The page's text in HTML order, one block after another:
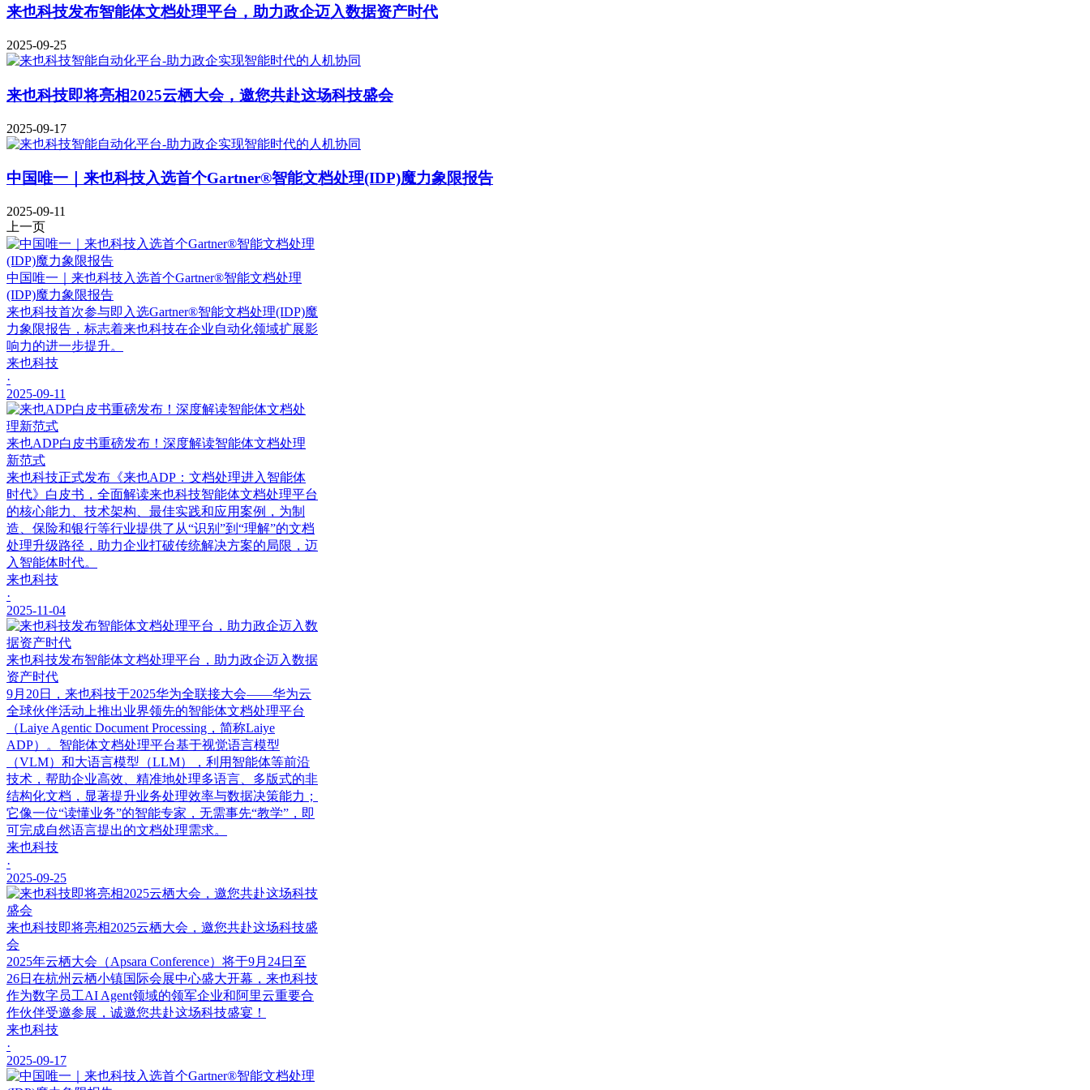
来也科技发布智能体文档处理平台，助力政企迈入数据资产时代
2025-09-25
来也科技即将亮相2025云栖大会，邀您共赴这场科技盛会
2025-09-17
中国唯一｜来也科技入选首个Gartner®智能文档处理(IDP)魔力象限报告
2025-09-11
上一页
中国唯一｜来也科技入选首个Gartner®智能文档处理
(IDP)魔力象限报告
来也科技首次参与即入选Gartner®智能文档处理(IDP)魔
力象限报告，标志着来也科技在企业自动化领域扩展影
响力的进一步提升。
来也科技
·
2025-09-11
来也ADP白皮书重磅发布！深度解读智能体文档处理
新范式
来也科技正式发布《来也ADP：文档处理进入智能体
时代》白皮书，全面解读来也科技智能体文档处理平台
的核心能力、技术架构、最佳实践和应用案例，为制
造、保险和银行等行业提供了从“识别”到“理解”的文档
处理升级路径，助力企业打破传统解决方案的局限，迈
入智能体时代。
来也科技
·
2025-11-04
来也科技发布智能体文档处理平台，助力政企迈入数据
资产时代
9月20日，来也科技于2025华为全联接大会——华为云
全球伙伴活动上推出业界领先的智能体文档处理平台
（Laiye Agentic Document Processing，简称Laiye
ADP）。智能体文档处理平台基于视觉语言模型
（VLM）和大语言模型（LLM），利用智能体等前沿
技术，帮助企业高效、精准地处理多语言、多版式的非
结构化文档，显著提升业务处理效率与数据决策能力；
它像一位“读懂业务”的智能专家，无需事先“教学”，即
可完成自然语言提出的文档处理需求。
来也科技
·
2025-09-25
来也科技即将亮相2025云栖大会，邀您共赴这场科技盛
会
2025年云栖大会（Apsara Conference）将于9月24日至
26日在杭州云栖小镇国际会展中心盛大开幕，来也科技
作为数字员工AI Agent领域的领军企业和阿里云重要合
作伙伴受邀参展，诚邀您共赴这场科技盛宴！
来也科技
·
2025-09-17